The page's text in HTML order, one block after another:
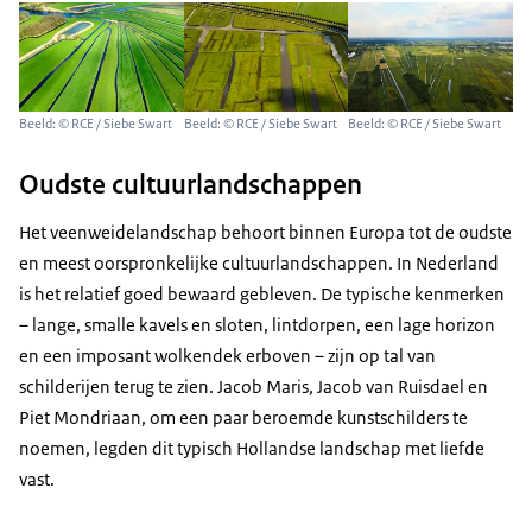
Beeld: © RCE / Siebe Swart Beeld: © RCE / Siebe Swart Beeld: © RCE / Siebe Swart
Oudste cultuurlandschappen
Het veenweidelandschap behoort binnen Europa tot de oudste
en meest oorspronkelijke cultuurlandschappen. In Nederland
is het relatief goed bewaard gebleven. De typische kenmerken
– lange, smalle kavels en sloten, lintdorpen, een lage horizon
en een imposant wolkendek erboven – zijn op tal van
schilderijen terug te zien. Jacob Maris, Jacob van Ruisdael en
Piet Mondriaan, om een paar beroemde kunstschilders te
noemen, legden dit typisch Hollandse landschap met liefde
vast.